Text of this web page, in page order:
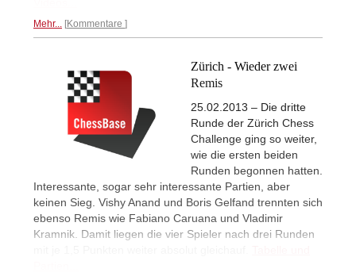
Mehr... Kommentare
Zürich - Wieder zwei
Remis
25.02.2013 – Die dritte
Runde der Zürich Chess
Challenge ging so weiter,
wie die ersten beiden
Runden begonnen hatten.
Interessante, sogar sehr interessante Partien, aber
keinen Sieg. Vishy Anand und Boris Gelfand trennten sich
ebenso Remis wie Fabiano Caruana und Vladimir
Kramnik. Damit liegen die vier Spieler nach drei Runden